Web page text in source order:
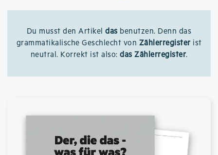
Du musst den Artikeldas benutzen. Denn das
grammatikalische Geschlecht von Zählerregister ist
neutral. Korrekt ist also: das Zählerregister.